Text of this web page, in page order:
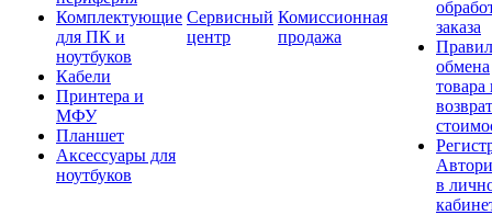
Комплектующие
для ПК и
ноутбуков
Кабели
Принтера и
МФУ
Планшет
Аксессуары для
ноутбуков
Сервисный
центр
Комиссионная
продажа
заказа
обмена
товара
в